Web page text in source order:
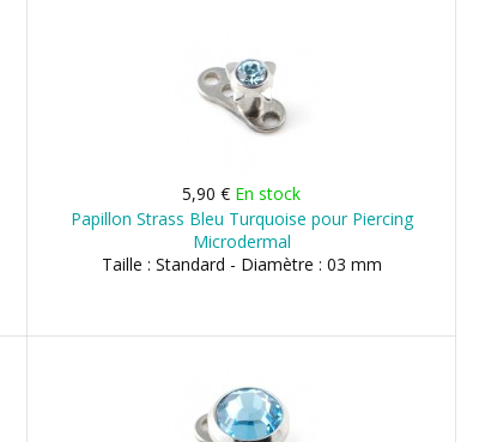
5,90 € En stock
Papillon Strass Bleu Turquoise pour Piercing
Microdermal
Taille : Standard - Diamètre : 03 mm